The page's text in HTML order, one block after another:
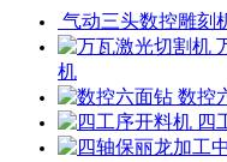
气动三头数控雕刻
机
数控
四